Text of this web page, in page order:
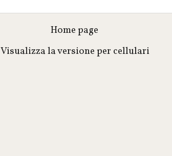
Home page
Visualizza la versione per cellulari